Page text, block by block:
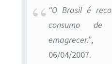
“O Brasil é
consumo de
emagrecer.”,
06/04/2007.